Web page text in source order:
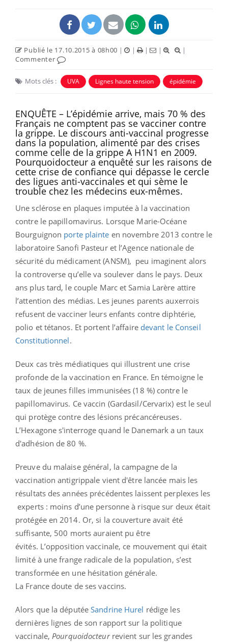
Publié le 17.10.2015 à 08h00 | | | |
|
Commenter
Mots clés : UVA Lignes haute tension épidémie
ENQUÊTE – L’épidémie arrive, mais 70 % des
Français ne comptent pas se vacciner contre
la grippe. Le discours anti-vaccinal progresse
dans la population, alimenté par des crises
comme celle de la grippe A H1N1 en 2009.
Pourquoidocteur a enquêté sur les raisons de
cette crise de confiance qui dépasse le cercle
des ligues anti-vaccinales et qui sème le
trouble chez les médecins eux-mêmes.
Une sclérose en plaques imputée à la vaccination
contre le papillomavirus. Lorsque Marie-Océane
Bourguignon porte plainte en novembre 2013 contre le
laboratoire Sanofi Pasteur et l’Agence nationale de
sécurité du médicament (ANSM), peu imaginent alors
la controverse qu’elle va soulever dans le pays. Deux
ans plus tard, le couple Marc et Samia Larère attire
l’attention des médias. Les jeunes parents auxerrois
refusent de vacciner leurs enfants contre diphtérie,
polio et tétanos. Et portent l’affaire devant le Conseil
Constitutionnel.
Deux cas très médiatiques qui illustrent une crise
profonde de la vaccination en France. En témoigne le
taux de jeunes filles immunisées (18 %) contre le
papillomavirus. Ce vaccin (Gardasil/Cervarix) est le seul
qui protège contre des lésions précancéreuses.
L’Hexagone s'interroge quand le Danemark a un taux
d'adhésion de 80 %.
Preuve du malaise général, la campagne de la
vaccination antigrippale vient d'être lancée mais les
résultats des années précédentes laissent perplexes les
experts : moins d’une personne à risque sur deux était
protégée en 2014. Or, si la couverture avait été
suffisante, 500 morts auraient pu être
évités. L’opposition vaccinale, ce mouvement qui était
limité à une frange radicale de la population, s’est
transformée en une hésitation générale.
La France doute de ses vaccins.
Alors que la députéeSandrine Hurel rédige les
dernières lignes de son rapport sur la politique
vaccinale,Pourquoidocteur revient sur les grandes